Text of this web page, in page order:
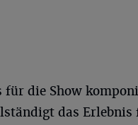
für die Show
das Erlebnis